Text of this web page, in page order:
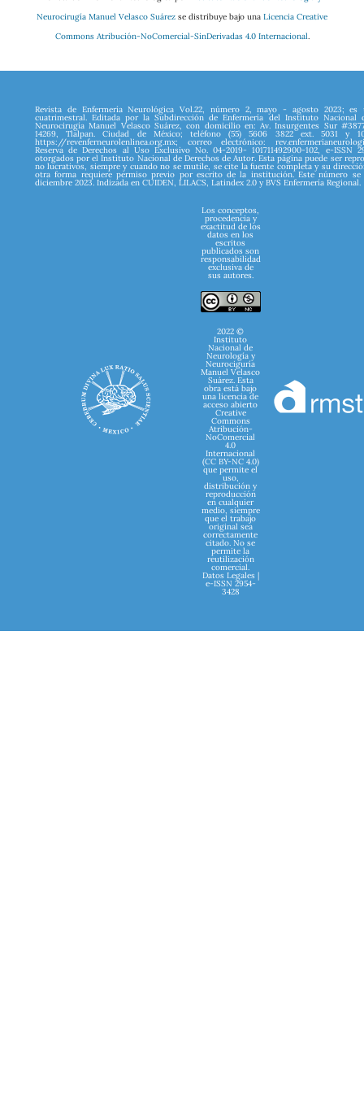
Neurocirugía Manuel Velasco Suárez se distribuye bajo una Licencia Creative
Commons Atribución-NoComercial-SinDerivadas 4.0 Internacional.
Revista de Enfermería Neurológica Vol.22, número 2, mayo - agosto 2023; es
cuatrimestral. Editada por la Subdirección de Enfermería del Instituto Nacional
Neurocirugía Manuel Velasco Suárez, con domicilio en: Av. Insurgentes Sur
14269, Tlalpan. Ciudad de México; teléfono (55) 5606 3822 ext. 5031 y
https://revenferneurolenlinea.org.mx; correo electrónico:
Reserva de Derechos al Uso Exclusivo No. 04-2019- 101711492900-102, e-ISSN
otorgados por el Instituto Nacional de Derechos de Autor. Esta página puede ser
no lucrativos, siempre y cuando no se mutile, se cite la fuente completa y su
otra forma requiere permiso previo por escrito de la institución. Este número
diciembre 2023. Indizada en CUIDEN, LILACS, Latindex 2.0 y BVS Enfermería Regional.
Los conceptos,
procedencia y
exactitud de los
datos en los
escritos
publicados son
responsabilidad
exclusiva de
sus autores.
2022 ©
Instituto
Nacional de
Neurología y
Neurociguría
Manuel Velasco
Suárez. Esta
obra está bajo
una licencia de
acceso abierto
Creative
Commons
Atribución-
NoComercial
4.0
Internacional
(CC BY-NC 4.0)
que permite el
uso,
distribución y
reproducción
en cualquier
medio, siempre
que el trabajo
original sea
correctamente
citado. No se
permite la
reutilización
comercial.
Datos Legales |
e-ISSN 2954-
3428